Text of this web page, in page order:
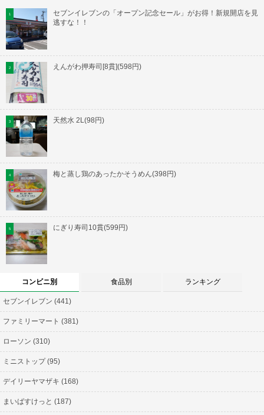
セブンイレブンの「オープン記念セール」がお得！新規開店を見
逃すな！！
えんがわ押寿司[8貫](598円)
天然水 2L(98円)
梅と蒸し鶏のあったかそうめん(398円)
にぎり寿司10貫(599円)
コンビニ別 食品別 ランキング
セブンイレブン (441)
ファミリーマート (381)
ローソン (310)
ミニストップ (95)
デイリーヤマザキ (168)
まいばすけっと (187)